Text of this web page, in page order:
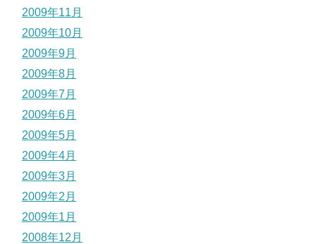
2009年11月
2009年10月
2009年9月
2009年8月
2009年7月
2009年6月
2009年5月
2009年4月
2009年3月
2009年2月
2009年1月
2008年12月